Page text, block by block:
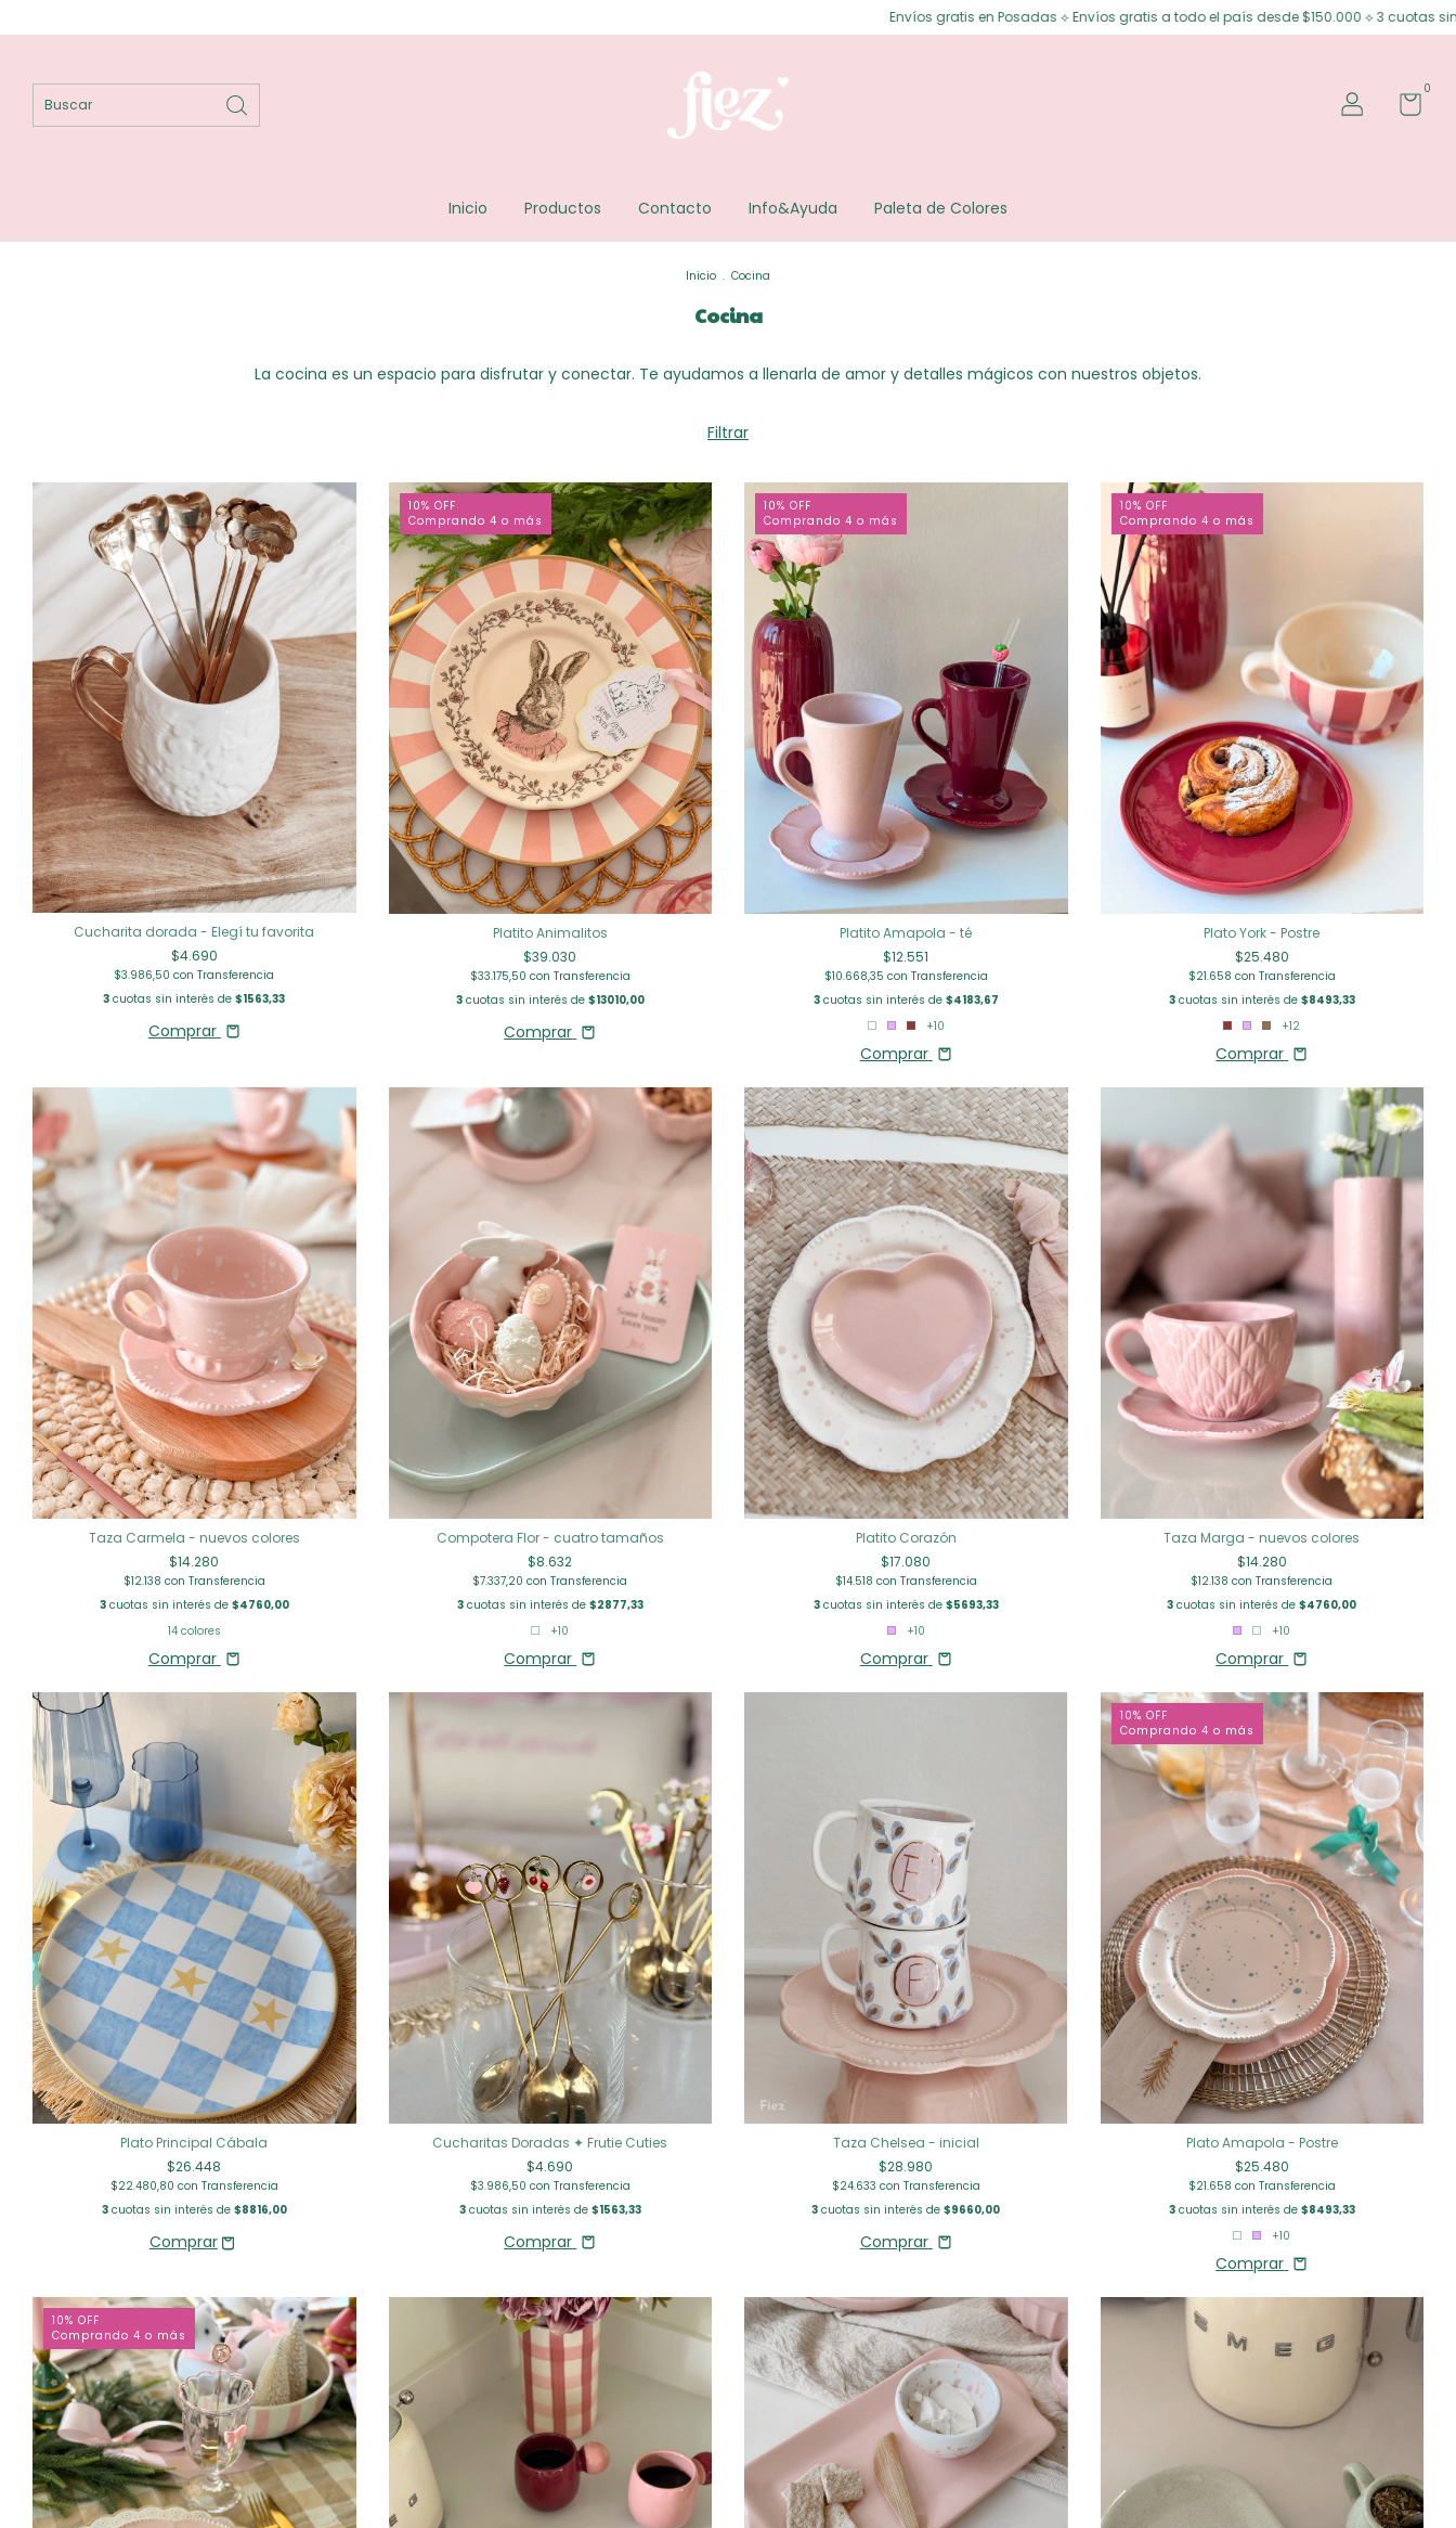
Envíos gratis en Posadas ⟡ Envíos gratis a todo el país desde $150.000 ⟡ 3 cuotas sin interés ⟡ 6 cuotas
0
Inicio Productos Contacto Info&Ayuda Paleta de Colores
Inicio . Cocina
Cocina
La cocina es un espacio para disfrutar y conectar. Te ayudamos a llenarla de amor y detalles mágicos con nuestros objetos.
Filtrar
Cucharita dorada - Elegí tu favorita
$4.690
$3.986,50con Transferencia
3 cuotas sin interés de$1563,33
Comprar
10% OFF
Comprando 4 o más
Platito Animalitos
$39.030
$33.175,50 con Transferencia
3cuotas sin interés de $13010,00
Comprar
10% OFF
Comprando 4 o más
Platito Amapola - té
$12.551
$10.668,35 con Transferencia
3cuotas sin interés de $4183,67
+10
Comprar
10% OFF
Comprando 4 o más
Plato York - Postre
$25.480
$21.658 con Transferencia
3cuotas sin interés de $8493,33
+12
Comprar
Taza Carmela - nuevos colores
$14.280
$12.138 con Transferencia
3cuotas sin interés de $4760,00
14 colores
Comprar
Compotera Flor - cuatro tamaños
$8.632
$7.337,20con Transferencia
3cuotas sin interés de $2877,33
+10
Comprar
Platito Corazón
$17.080
$14.518 con Transferencia
3cuotas sin interés de $5693,33
+10
Comprar
Taza Marga - nuevos colores
$14.280
$12.138con Transferencia
3 cuotas sin interés de$4760,00
+10
Comprar
Plato Principal Cábala
$26.448
$22.480,80 con Transferencia
3cuotas sin interés de $8816,00
Cucharitas Doradas ✦ Frutie Cuties
$4.690
$3.986,50 con Transferencia
3cuotas sin interés de $1563,33
Comprar
Taza Chelsea - inicial
$28.980
$24.633 con Transferencia
3 cuotas sin interés de$9660,00
Comprar
10% OFF
Comprando 4 o más
Plato Amapola - Postre
$25.480
$21.658 con Transferencia
3cuotas sin interés de $8493,33
+10
Comprar
10% OFF
Comprando 4 o más